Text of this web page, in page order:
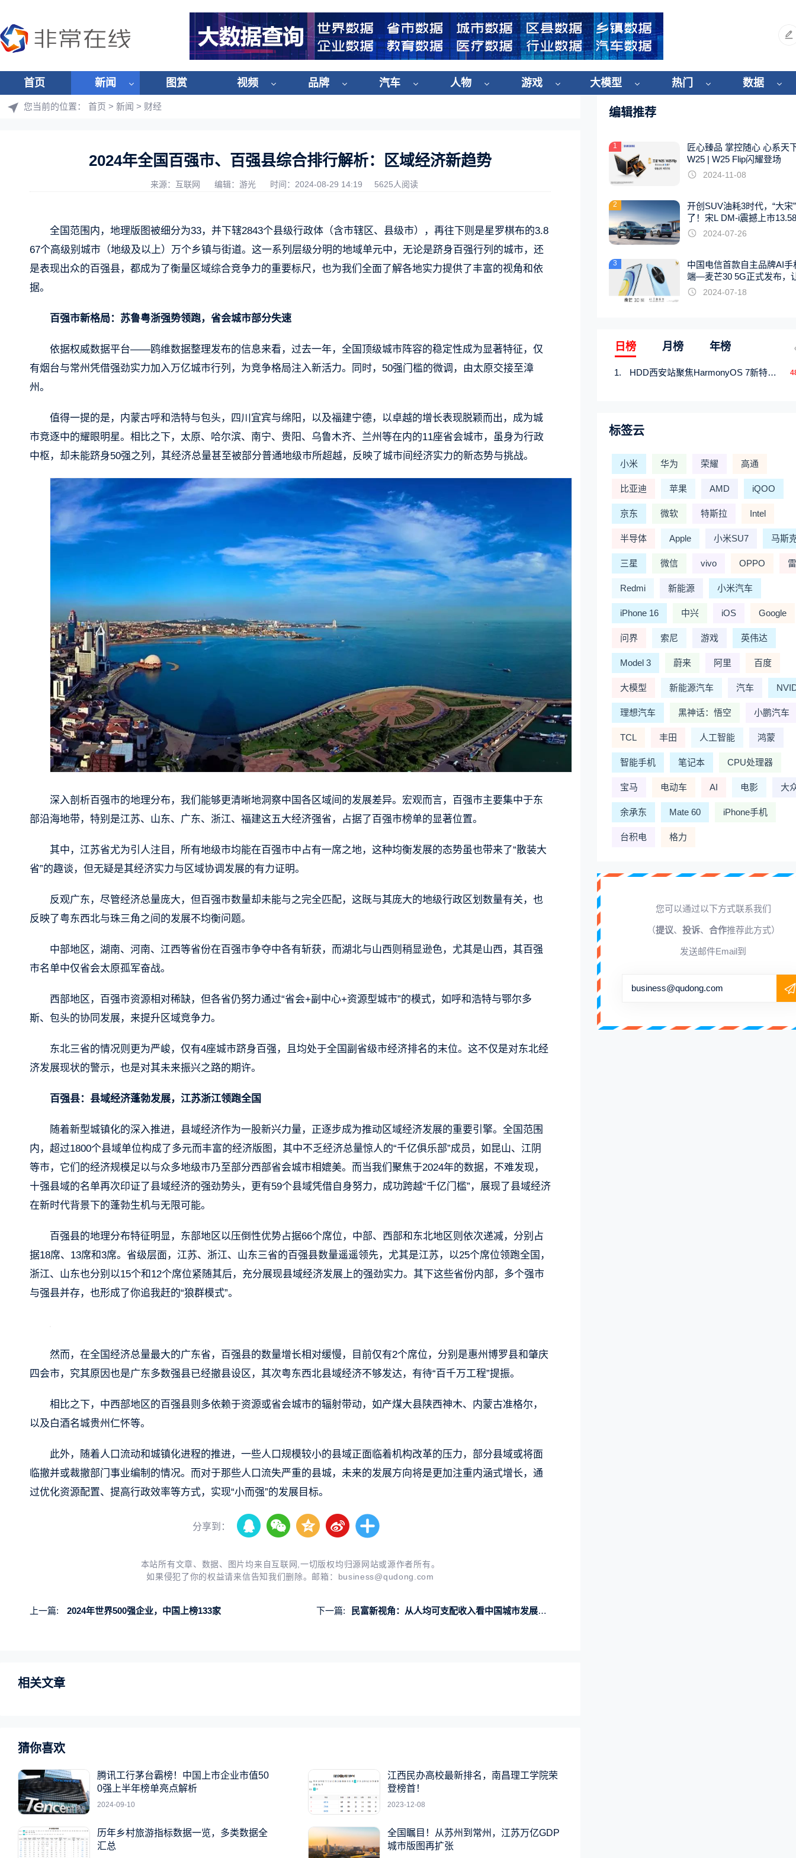
首页 新闻 图赏 视频 品牌 汽车 人物 游戏 大模型 热门 数据
您当前的位置： 首页 > 新闻 > 财经
2024年全国百强市、百强县综合排行解析：区域经济新趋势
来源：互联网 编辑：游光 时间：2024-08-29 14:19 5625人阅读
全国范围内，地理版图被细分为33，并下辖2843个县级行政体（含市辖区、县级市），再往下则是星罗棋布的3.8
67个高级别城市（地级及以上）万个乡镇与街道。这一系列层级分明的地域单元中，无论是跻身百强行列的城市，还
是表现出众的百强县，都成为了衡量区域综合竞争力的重要标尺，也为我们全面了解各地实力提供了丰富的视角和依
据。
百强市新格局：苏鲁粤浙强势领跑，省会城市部分失速
依据权威数据平台——鸥维数据整理发布的信息来看，过去一年，全国顶级城市阵容的稳定性成为显著特征，仅
有烟台与常州凭借强劲实力加入万亿城市行列，为竞争格局注入新活力。同时，50强门槛的微调，由太原交接至漳
州。
值得一提的是，内蒙古呼和浩特与包头，四川宜宾与绵阳，以及福建宁德，以卓越的增长表现脱颖而出，成为城
市竞逐中的耀眼明星。相比之下，太原、哈尔滨、南宁、贵阳、乌鲁木齐、兰州等在内的11座省会城市，虽身为行政
中枢，却未能跻身50强之列，其经济总量甚至被部分普通地级市所超越，反映了城市间经济实力的新态势与挑战。
深入剖析百强市的地理分布，我们能够更清晰地洞察中国各区域间的发展差异。宏观而言，百强市主要集中于东
部沿海地带，特别是江苏、山东、广东、浙江、福建这五大经济强省，占据了百强市榜单的显著位置。
其中，江苏省尤为引人注目，所有地级市均能在百强市中占有一席之地，这种均衡发展的态势虽也带来了“散装大
省”的趣谈，但无疑是其经济实力与区域协调发展的有力证明。
反观广东，尽管经济总量庞大，但百强市数量却未能与之完全匹配，这既与其庞大的地级行政区划数量有关，也
反映了粤东西北与珠三角之间的发展不均衡问题。
中部地区，湖南、河南、江西等省份在百强市争夺中各有斩获，而湖北与山西则稍显逊色，尤其是山西，其百强
市名单中仅省会太原孤军奋战。
西部地区，百强市资源相对稀缺，但各省仍努力通过“省会+副中心+资源型城市”的模式，如呼和浩特与鄂尔多
斯、包头的协同发展，来提升区域竞争力。
东北三省的情况则更为严峻，仅有4座城市跻身百强，且均处于全国副省级市经济排名的末位。这不仅是对东北经
济发展现状的警示，也是对其未来振兴之路的期许。
百强县：县域经济蓬勃发展，江苏浙江领跑全国
随着新型城镇化的深入推进，县域经济作为一股新兴力量，正逐步成为推动区域经济发展的重要引擎。全国范围
内，超过1800个县域单位构成了多元而丰富的经济版图，其中不乏经济总量惊人的“千亿俱乐部”成员，如昆山、江阴
等市，它们的经济规模足以与众多地级市乃至部分西部省会城市相媲美。而当我们聚焦于2024年的数据，不难发现，
十强县域的名单再次印证了县域经济的强劲势头，更有59个县域凭借自身努力，成功跨越“千亿门槛”，展现了县域经济
在新时代背景下的蓬勃生机与无限可能。
百强县的地理分布特征明显，东部地区以压倒性优势占据66个席位，中部、西部和东北地区则依次递减，分别占
据18席、13席和3席。省级层面，江苏、浙江、山东三省的百强县数量遥遥领先，尤其是江苏，以25个席位领跑全国，
浙江、山东也分别以15个和12个席位紧随其后，充分展现县域经济发展上的强劲实力。其下这些省份内部，多个强市
与强县并存，也形成了你追我赶的“狼群模式”。
然而，在全国经济总量最大的广东省，百强县的数量增长相对缓慢，目前仅有2个席位，分别是惠州博罗县和肇庆
四会市，究其原因也是广东多数强县已经撤县设区，其次粤东西北县域经济不够发达，有待“百千万工程”提振。
相比之下，中西部地区的百强县则多依赖于资源或省会城市的辐射带动，如产煤大县陕西神木、内蒙古准格尔，
以及白酒名城贵州仁怀等。
此外，随着人口流动和城镇化进程的推进，一些人口规模较小的县域正面临着机构改革的压力，部分县域或将面
临撤并或裁撤部门事业编制的情况。而对于那些人口流失严重的县城，未来的发展方向将是更加注重内涵式增长，通
过优化资源配置、提高行政效率等方式，实现“小而强”的发展目标。
分享到：
本站所有文章、数据、图片均来自互联网,一切版权均归源网站或源作者所有。
如果侵犯了你的权益请来信告知我们删除。邮箱： business@qudong.com
上一篇: 2024年世界500强企业，中国上榜133家 下一篇: 民富新视角：从人均可支配收入看中国城市发展不均衡
相关文章
猜你喜欢
腾讯工行茅台霸榜！中国上市企业市值50
0强上半年榜单亮点解析
2024-09-10
江西民办高校最新排名，南昌理工学院荣
登榜首！
2023-12-08
历年乡村旅游指标数据一览，多类数据全
汇总
全国瞩目！从苏州到常州，江苏万亿GDP
城市版图再扩张
编辑推荐
1
匠心臻品 掌控随心 心系天
W25 | W25 Flip闪耀登场
2024-11-08
2
开创SUV油耗3时代，“大宋
了！宋L DM-i震撼上市
起
2024-07-26
3
中国电信首款自主品牌AI手
端—麦芒30 5G正式发布，
触手可及2024-07-18
日榜 月榜 年榜
HDD西安站聚焦HarmonyOS 7新特性，解锁从互联到智能的应用开发新范式
标签云
小米 华为 荣耀 高通
比亚迪 苹果 AMD iQOO
京东 微软 特斯拉 Intel
半导体 Apple 小米SU7 马斯
三星 微信 vivo OPPO
Redmi 新能源 小米汽车
iPhone 16 中兴 iOS Google
问界 索尼 游戏 英伟达
Model 3 蔚来 阿里 百度
大模型 新能源汽车 汽车
理想汽车 黑神话：悟空 小鹏汽车
TCL 丰田 人工智能 鸿蒙
智能手机 笔记本 CPU处理器
宝马 电动车 AI 电影 大
余承东 Mate 60 iPhone手机
台积电 格力
您可以通过以下方式联系我们
（提议、 投诉、 合作推荐此方式）
发送邮件Email到
business@qudong.com